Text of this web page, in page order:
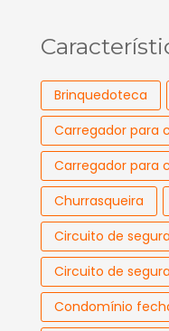
Brinquedoteca
Carregador para
Carregador para
Churrasqueira
Circuito de
Circuito de
Condomínio